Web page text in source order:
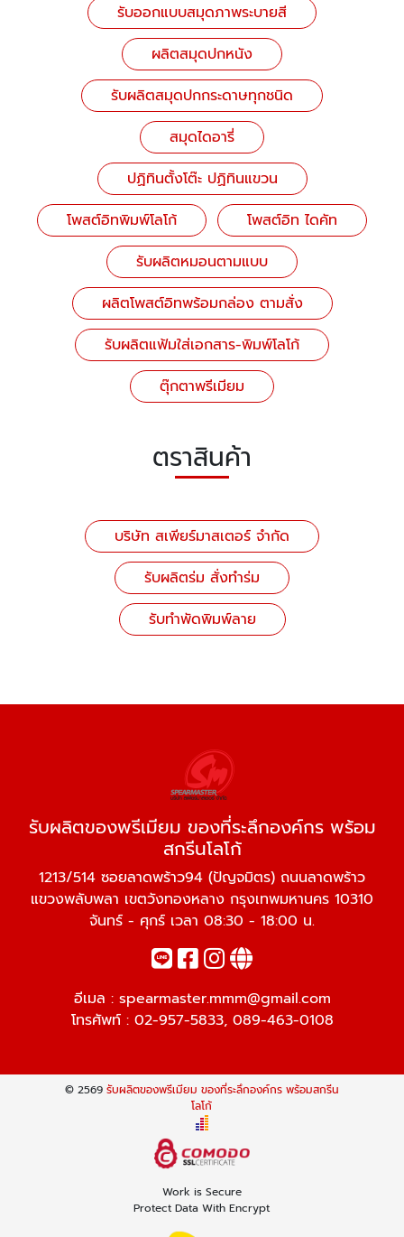
รับออกแบบสมุดภาพระบายสี
ผลิตสมุดปกหนัง
รับผลิตสมุดปกกระดาษทุกชนิด
สมุดไดอารี่
ปฏิทินตั้งโต๊ะ ปฏิทินแขวน
โพสต์อิทพิมพ์โลโก้
โพสต์อิท ไดคัท
รับผลิตหมอนตามแบบ
ผลิตโพสต์อิทพร้อมกล่อง ตามสั่ง
รับผลิตแฟ้มใส่เอกสาร-พิมพ์โลโก้
ตุ๊กตาพรีเมียม
ตราสินค้า
บริษัท สเพียร์มาสเตอร์ จำกัด
รับผลิตร่ม สั่งทำร่ม
รับทำพัดพิมพ์ลาย
รับผลิตของพรีเมียม ของที่ระลึกองค์กร พร้อม
สกรีนโลโก้
1213/514 ซอยลาดพร้าว94 (ปัญจมิตร) ถนนลาดพร้าว
แขวงพลับพลา เขตวังทองหลาง กรุงเทพมหานคร 10310
จันทร์ - ศุกร์ เวลา 08:30 - 18:00 น.
อีเมล : spearmaster.mmm@gmail.com
โทรศัพท์ : 02-957-5833, 089-463-0108
© 2569 รับผลิตของพรีเมียม ของที่ระลึกองค์กร พร้อมสกรีน
โลโก้
Work is Secure
Protect Data With Encrypt